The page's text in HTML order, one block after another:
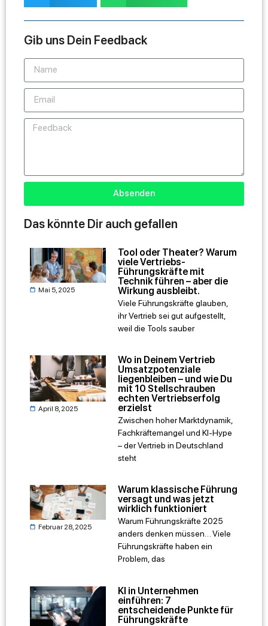
Gib uns Dein Feedback
Absenden
Das könnte Dir auch gefallen
Mai 5, 2025
Tool oder Theater? Warum
viele Vertriebs-
Führungskräfte mit
Technik führen – aber die
Wirkung ausbleibt.
Viele Führungskräfte glauben,
ihr Vertrieb sei gut aufgestellt,
weil die Tools sauber
April 8, 2025
Wo in Deinem Vertrieb
Umsatzpotenziale
liegenbleiben – und wie Du
mit 10 Stellschrauben
echten Vertriebserfolg
erzielst
Zwischen hoher Marktdynamik,
Fachkräftemangel und KI-Hype
– der Vertrieb in Deutschland
steht
Februar 28, 2025
Warum klassische Führung
versagt und was jetzt
wirklich funktioniert
Warum Führungskräfte 2025
anders denken müssen… Viele
Führungskräfte haben ein
Problem, das
KI in Unternehmen
einführen: 7
entscheidende Punkte für
Führungskräfte